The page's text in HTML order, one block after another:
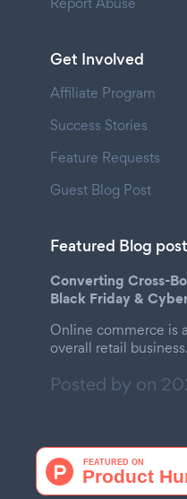
Get Involved
Affiliate Program
Success Stories
Feature Requests
Guest Blog Post
Featured Blog post
Converting Cross-
Black Friday &
Online commerce is
overall retail business.
Posted by on